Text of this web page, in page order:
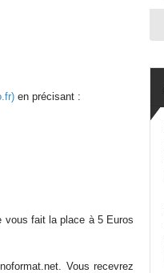
en précisant :
vous fait la place à 5 Euros
Vous recevrez